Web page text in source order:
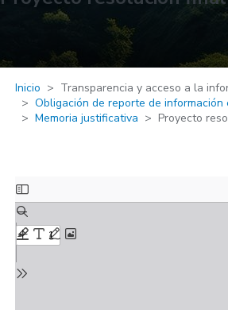
Inicio
Transparencia y acceso a la
Obligación de reporte de información
Memoria justificativa
Proyecto